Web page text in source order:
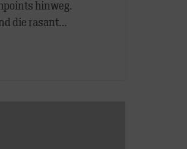
hinweg.
die rasant…